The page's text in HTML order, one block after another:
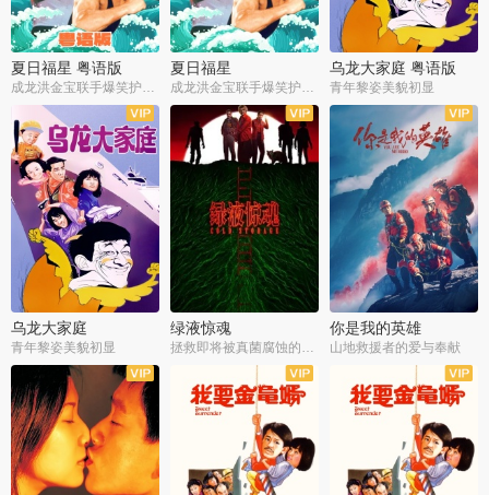
夏日福星 粤语版 夏日福星 乌龙大家庭 粤语版
青年黎姿美貌初显
乌龙大家庭
青年黎姿美貌初显
绿液惊魂
拯救即将被真菌腐蚀的世界
你是我的英雄
山地救援者的爱与奉献